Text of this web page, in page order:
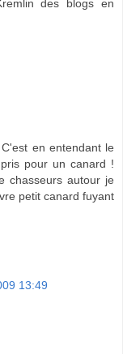
des blogs en
en entendant le
pour un canard !
chasseurs autour je
petit canard fuyant
13:49